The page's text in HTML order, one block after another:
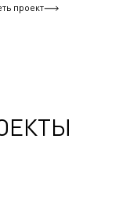
проект